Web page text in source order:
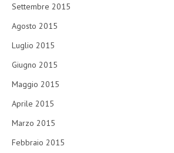
Settembre 2015
Agosto 2015
Luglio 2015
Giugno 2015
Maggio 2015
Aprile 2015
Marzo 2015
Febbraio 2015